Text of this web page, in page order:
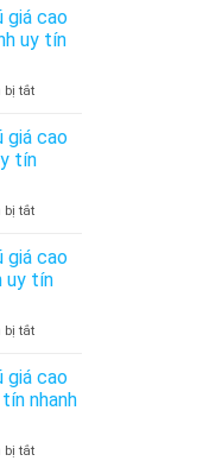
Vụ
Mua
Bán
Ô
Cũ
Tín
Thu
Xe
Ô
Giá
giá cao
uy tín
bị tắtở
mua
tô
giá
Huyện
Bình
Chánh
tín
gọn
giá cao
tín
bị tắtở
mua
ô
tô
giá
Quận
Bình
Tân
tín
giá cao
uy tín
bị tắtở
mua
ô
tô
giá
giá cao
nhanh
bị tắtở